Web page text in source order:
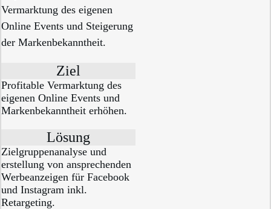
Vermarktung des eigenen
Online Events und Steigerung
der Markenbekanntheit.
Ziel
Profitable Vermarktung des
eigenen Online Events und
Markenbekanntheit erhöhen.
Lösung
Zielgruppenanalyse und
erstellung von ansprechenden
Werbeanzeigen für Facebook
und Instagram inkl.
Retargeting.